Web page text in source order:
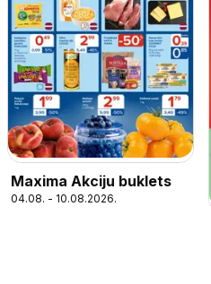
Maxima Akciju buklets
04.08. - 10.08.2026.